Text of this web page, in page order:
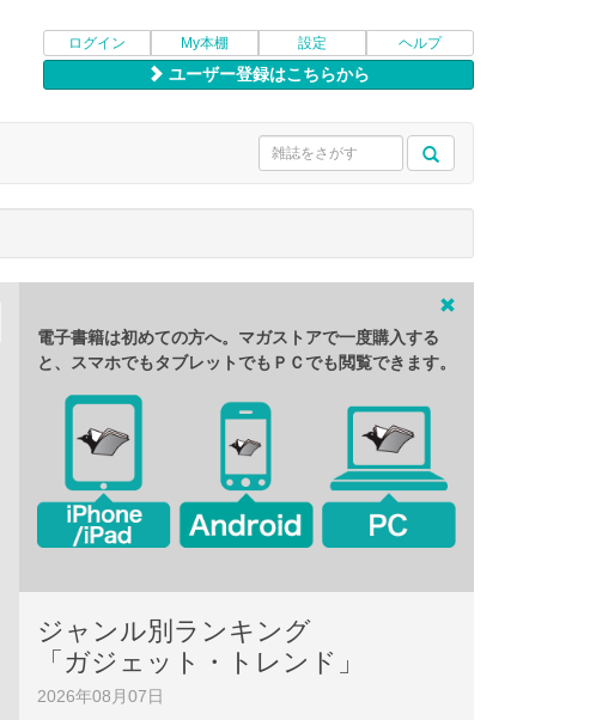
ログイン My本棚 設定 ヘルプ
ユーザー登録はこちらから
電子書籍は初めての方へ。マガストアで一度購入する
と、スマホでもタブレットでもＰＣでも閲覧できます。
ジャンル別ランキング
「ガジェット・トレンド」
2026年08月07日